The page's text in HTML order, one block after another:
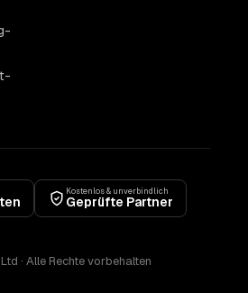
Kostenlos & unverbindlich
Geprüfte Partner
· Alle Rechte vorbehalten